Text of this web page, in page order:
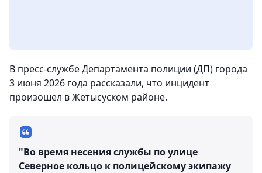
В пресс-службе Департамента полиции (ДП) города
3 июня 2026 года рассказали, что инцидент
произошел в Жетысуском районе.
"Во время несения службы по улице
Северное кольцо к полицейскому экипажу